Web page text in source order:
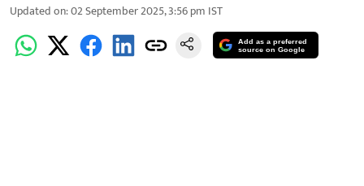
Updated on:02 September 2025, 3:56 pm IST
Add as a preferred
source on Google